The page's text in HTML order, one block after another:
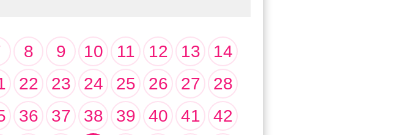
8 9 10 11 12 13
14
22 23 24 25 26 27
28
36 37 38 39 40 41 42